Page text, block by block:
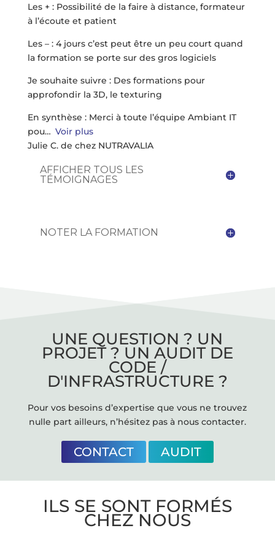
Les + : Possibilité de la faire à distance, formateur
à l’écoute et patient
Les – : 4 jours c’est peut être un peu court quand
la formation se porte sur des gros logiciels
Je souhaite suivre : Des formations pour
approfondir la 3D, le texturing
En synthèse : Merci à toute l’équipe Ambiant IT
pou
Voir plus
Julie C. de chez NUTRAVALIA
AFFICHER TOUS LES
TÉMOIGNAGES
NOTER LA FORMATION
UNE QUESTION ? UN
PROJET ? UN AUDIT DE
CODE /
D'INFRASTRUCTURE ?
Pour vos besoins d’expertise que vous ne trouvez
nulle part ailleurs, n’hésitez pas à nous contacter.
CONTACT AUDIT
ILS SE SONT FORMÉS
CHEZ NOUS